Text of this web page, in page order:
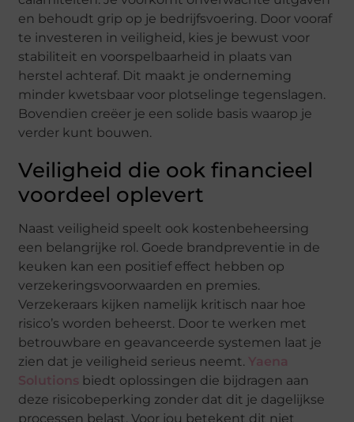
en behoudt grip op je bedrijfsvoering. Door vooraf
te investeren in veiligheid, kies je bewust voor
stabiliteit en voorspelbaarheid in plaats van
herstel achteraf. Dit maakt je onderneming
minder kwetsbaar voor plotselinge tegenslagen.
Bovendien creëer je een solide basis waarop je
verder kunt bouwen.
Veiligheid die ook financieel
voordeel oplevert
Naast veiligheid speelt ook kostenbeheersing
een belangrijke rol. Goede brandpreventie in de
keuken kan een positief effect hebben op
verzekeringsvoorwaarden en premies.
Verzekeraars kijken namelijk kritisch naar hoe
risico’s worden beheerst. Door te werken met
betrouwbare en geavanceerde systemen laat je
zien dat je veiligheid serieus neemt. Yaena
Solutions biedt oplossingen die bijdragen aan
deze risicobeperking zonder dat dit je dagelijkse
processen belast. Voor jou betekent dit niet